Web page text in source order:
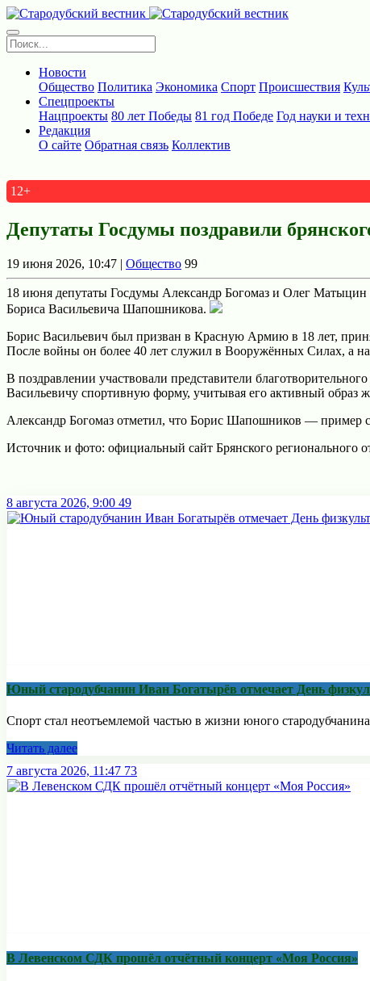
Новости
Общество Политика Экономика Спорт Происшествия
Спецпроекты
Нацпроекты 80 лет Победы 81 год Победе Год науки и
Редакция
О сайте Обратная связь Коллектив
12+
Депутаты Госдумы поздравили
19 июня 2026, 10:47 | Общество 99
18 июня депутаты Госдумы Александр Богомаз и Олег Матыцин
Бориса Васильевича Шапошникова.
Борис Васильевич был призван в Красную Армию в 18 лет,
После войны он более 40 лет служил в Вооружённых Силах, а
В поздравлении участвовали представители
Васильевичу спортивную форму, учитывая его активный образ
Александр Богомаз отметил, что Борис Шапошников — пример
Источник и фото: официальный сайт Брянского регионального
8 августа 2026, 9:00 49
Юный стародубчанин Иван Богатырёв отмечает День
Спорт стал неотъемлемой частью в жизни юного
Читать далее
7 августа 2026, 11:47 73
В Левенском СДК прошёл отчётный концерт «Моя Россия»